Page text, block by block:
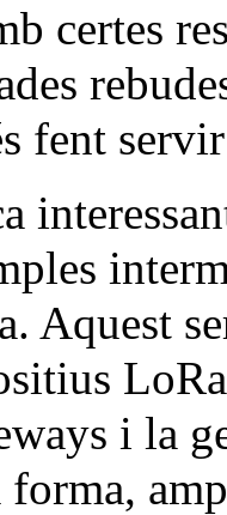
certes
fent
Aquest
i la
forma,